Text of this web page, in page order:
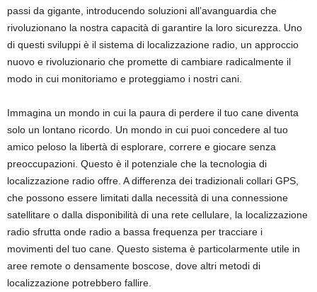
passi da gigante, introducendo soluzioni all’avanguardia che
rivoluzionano la nostra capacità di garantire la loro sicurezza. Uno
di questi sviluppi è il sistema di localizzazione radio, un approccio
nuovo e rivoluzionario che promette di cambiare radicalmente il
modo in cui monitoriamo e proteggiamo i nostri cani.
Immagina un mondo in cui la paura di perdere il tuo cane diventa
solo un lontano ricordo. Un mondo in cui puoi concedere al tuo
amico peloso la libertà di esplorare, correre e giocare senza
preoccupazioni. Questo è il potenziale che la tecnologia di
localizzazione radio offre. A differenza dei tradizionali collari GPS,
che possono essere limitati dalla necessità di una connessione
satellitare o dalla disponibilità di una rete cellulare, la localizzazione
radio sfrutta onde radio a bassa frequenza per tracciare i
movimenti del tuo cane. Questo sistema è particolarmente utile in
aree remote o densamente boscose, dove altri metodi di
localizzazione potrebbero fallire.